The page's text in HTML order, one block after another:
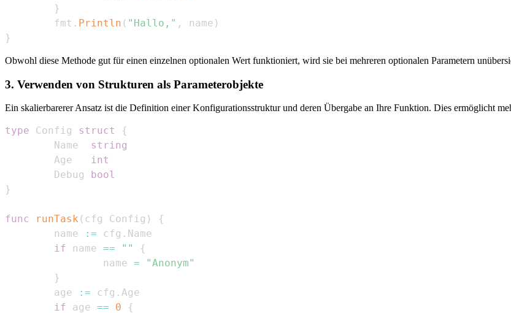
}
        fmt
. Println ( "Hallo," , name )
}
Obwohl diese Methode gut für einen einzelnen optionalen Wert funktioniert, wird sie bei mehreren optionalen Parametern
3. Verwenden von Strukturen als Parameterobjekte
Ein skalierbarerer Ansatz ist die Definition einer Konfigurationsstruktur und deren Übergabe an Ihre Funktion. Dies ermöglicht
type Config struct
{
        Name
string
        Age
int
        Debug
bool
}
func runTask ( cfg Config )
{
        name
:= cfg .
if name == ""
{
                name
=
"Anonym"
}
        age
:= cfg .
if age == 0
{